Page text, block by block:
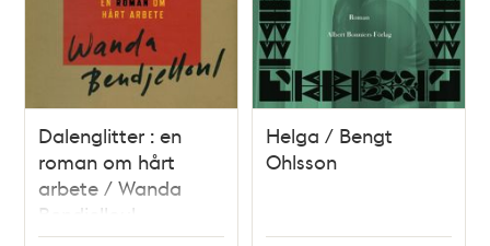
Dalenglitter : en
roman om hårt
arbete / Wanda
Bendjelloul
Helga / Bengt
Ohlsson